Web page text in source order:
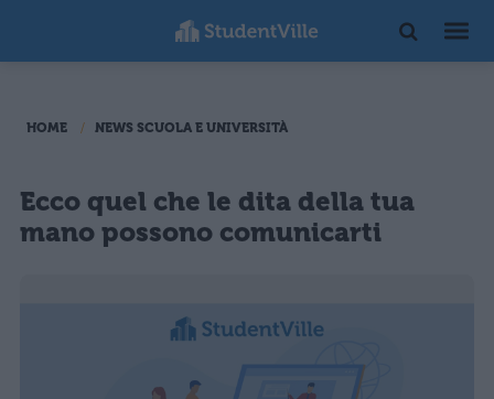
HOME NEWS SCUOLA E UNIVERSITÀ
Ecco quel che le dita della tua
mano possono comunicarti